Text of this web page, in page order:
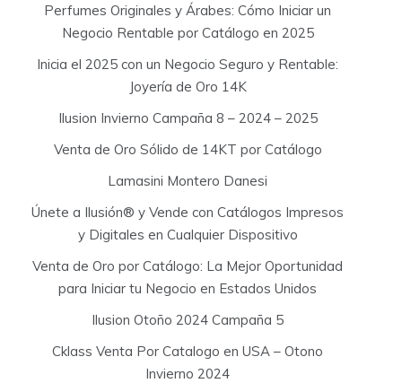
Perfumes Originales y Árabes: Cómo Iniciar un
Negocio Rentable por Catálogo en 2025
Inicia el 2025 con un Negocio Seguro y Rentable:
Joyería de Oro 14K
Ilusion Invierno Campaña 8 – 2024 – 2025
Venta de Oro Sólido de 14KT por Catálogo
Lamasini Montero Danesi
Únete a Ilusión® y Vende con Catálogos Impresos
y Digitales en Cualquier Dispositivo
Venta de Oro por Catálogo: La Mejor Oportunidad
para Iniciar tu Negocio en Estados Unidos
Ilusion Otoño 2024 Campaña 5
Cklass Venta Por Catalogo en USA – Otono
Invierno 2024